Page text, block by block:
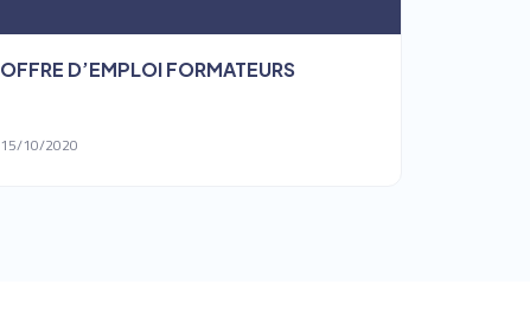
OFFRE D’EMPLOI FORMATEURS
15/10/2020